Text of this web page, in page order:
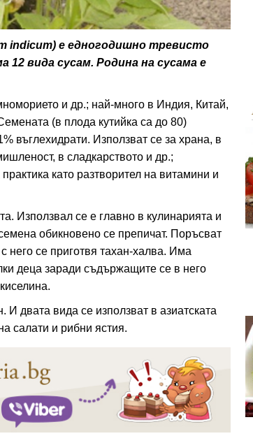
indicum) е едногодишно тревисто
вида сусам. Родина на сусама е
и др.; най-много в Индия, Китай,
(в плода кутийка са до 80)
въглехидрати. Използват се за храна, в
в сладкарството и др.;
като разтворител на витамини и
Използвал се е главно в кулинарията и
обикновено се препичат. Поръсват
него се приготвя тахан-халва. Има
деца заради съдържащите се в него
двата вида се използват в азиатската
салати и рибни ястия.